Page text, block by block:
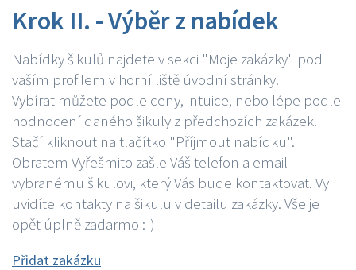
Krok II. - Výběr z nabídek
Nabídky šikulů najdete v sekci "Moje zakázky" pod
vaším profilem v horní liště úvodní stránky.
Vybírat můžete podle ceny, intuice, nebo lépe podle
hodnocení daného šikuly z předchozích zakázek.
Stačí kliknout na tlačítko "Příjmout nabídku".
Obratem Vyřešmito zašle Váš telefon a email
vybranému šikulovi, který Vás bude kontaktovat. Vy
uvidíte kontakty na šikulu v detailu zakázky. Vše je
opět úplně zadarmo :-)
Přidat zakázku